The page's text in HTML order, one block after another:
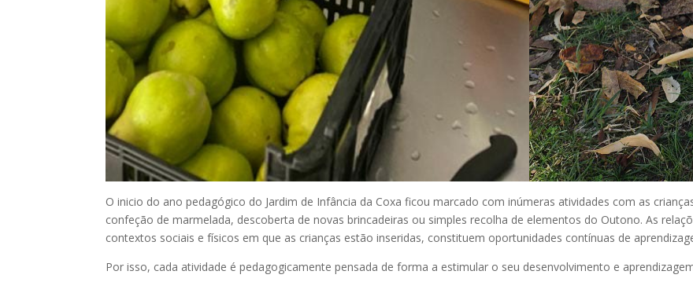
O inicio do ano pedagógico do Jardim de Infância da Coxa ficou marcado com inúmeras atividades com as
confeção de marmelada, descoberta de novas brincadeiras ou simples recolha de elementos do Outono. As
contextos sociais e físicos em que as crianças estão inseridas, constituem oportunidades contínuas de
Por isso, cada atividade é pedagogicamente pensada de forma a estimular o seu desenvolvimento e